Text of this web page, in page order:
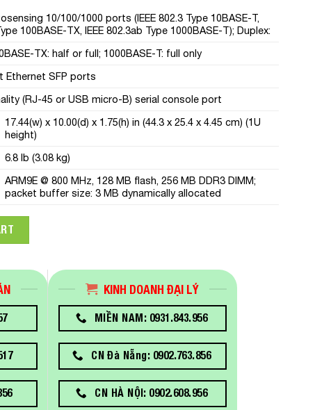
10/100/1000 ports (IEEE 802.3 Type 10BASE-T,
100BASE-TX, IEEE 802.3ab Type 1000BASE-T); Duplex:
TX: half or full; 1000BASE-T: full only
Ethernet SFP ports
(RJ-45 or USB micro-B) serial console port
17.44(w) x 10.00(d) x 1.75(h) in (44.3 x 25.4 x 4.45 cm) (1U
height)
6.8 lb (3.08 kg)
ARM9E @ 800 MHz, 128 MB flash, 256 MB DDR3 DIMM;
packet buffer size: 3 MB dynamically allocated
KINH DOANH ĐẠI LÝ
MIỀN NAM: 0931.843.956
CN Đà Nẵng: 0902.763.856
CN HÀ NỘI: 0902.608.956